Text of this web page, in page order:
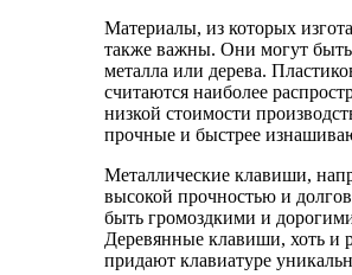
Материалы, из которых
также важны. Они могут быть
металла или дерева.
считаются наиболее
низкой стоимости
прочные и быстрее
Металлические клавиши,
высокой прочностью и
быть громоздкими и
Деревянные клавиши, хоть и
придают клавиатуре